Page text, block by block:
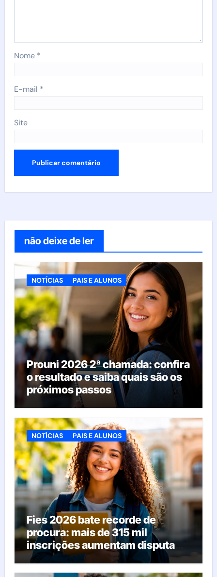
Nome *
E-mail *
Site
não deixe de ler
NOTÍCIAS PAIS E ALUNOS
Prouni 2026 2ª chamada: confira
o resultado e saiba quais são os
próximos passos
NOTÍCIAS PAIS E ALUNOS
Fies 2026 bate recorde de
procura: mais de 315 mil
inscrições aumentam disputa
pelas vagas; veja o que acontece
agora